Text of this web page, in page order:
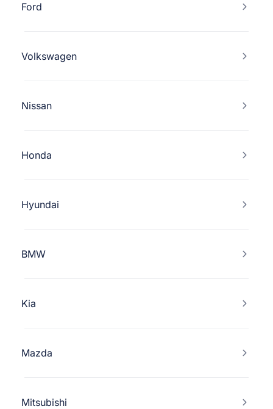
Ford
Volkswagen
Nissan
Honda
Hyundai
BMW
Kia
Mazda
Mitsubishi